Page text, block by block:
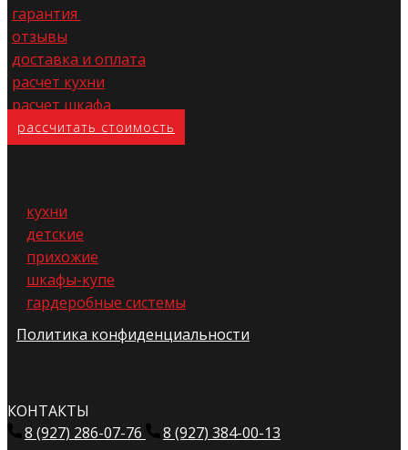
гарантия
отзывы
доставка и оплата
расчет кухни
расчет шкафа
расс​читать стоимость
кухни
детские
прихожие
шкафы-купе
гардеробные системы
Политика конфиденциальности
КОНТАКТЫ
8 (927) 286-07-76
8 (927) 384-00-13